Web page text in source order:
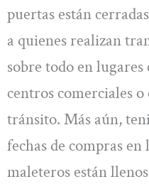
puertas están
a quienes realizan
sobre todo en
centros comerciales
tránsito. Más aún,
fechas de compras en
maleteros están